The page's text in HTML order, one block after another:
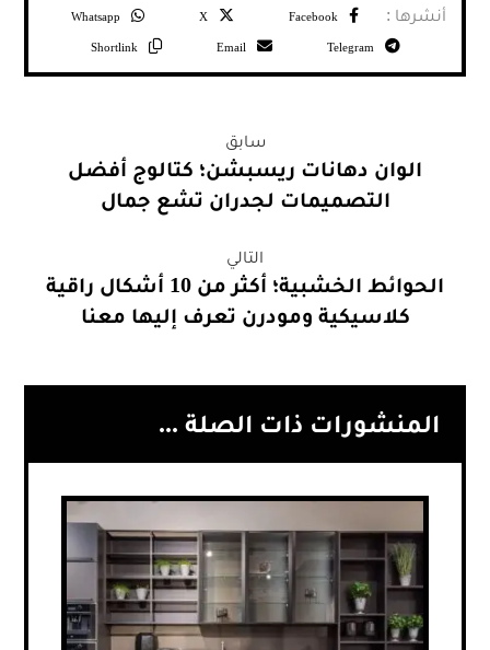
Facebook
X
Whatsapp
Telegram
Email
Shortlink
سابق
الوان دهانات ريسبشن؛ كتالوج أفضل
التصميمات لجدران تشع جمال
التالي
الحوائط الخشبية؛ أكثر من 10 أشكال راقية
كلاسيكية ومودرن تعرف إليها معنا
المنشورات ذات الصلة ...